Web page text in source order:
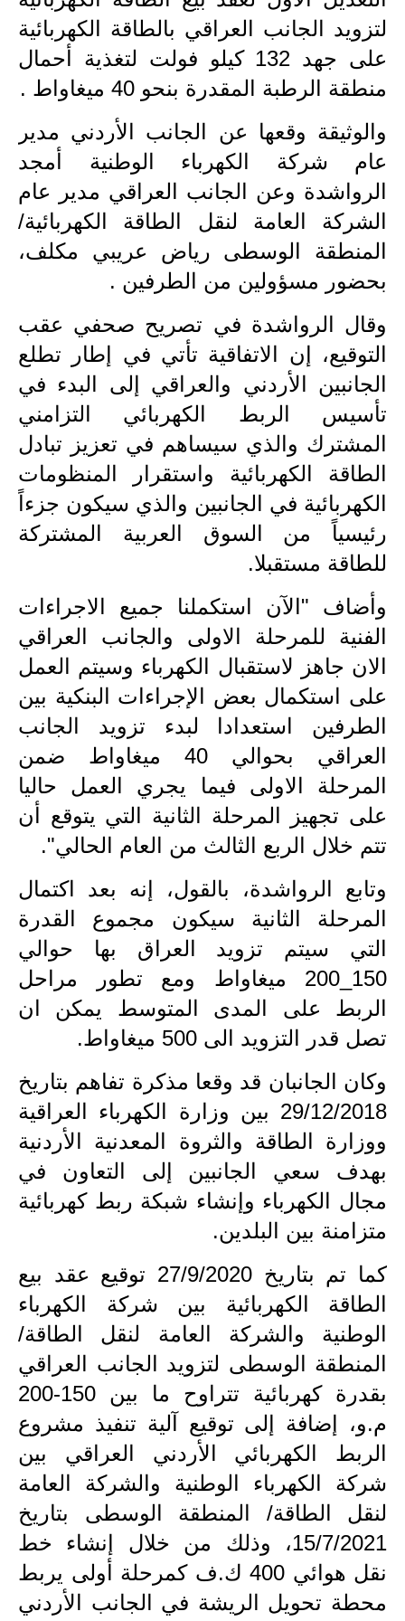
الاخبار الاقتصادية
الاخبار الرياضية
المدارس
اخبار وقرارات وزارة التربية
نتائج الامتحانات
المرحلة المتوسطة
المرحلة الاعدادية
اسئلة وزارية
المرحلة الابتدائية
المرحلة المتوسطة
المرحلة الاعدادية
مرشحات
المرحلة المتوسطة
المرحلة الاعدادية
كتب مدرسية
المرحلة الابتدائية
المرحلة المتوسطة
المرحلة الاعدادية
ملازم دراسية
المرحلة الابتدائية
المرحلة المتوسطة
المرحلة الاعدادية
دروس
المرحلة الابتدائية
المرحلة المتوسطة
المرحلة الاعدادية
مواضيع انشاء
المرحلة المتوسطة
المرحلة الاعدادية
الجامعات
اخبار وقرارات وزارة التعليم
العالي
استمارة القبول المركزي
نتائج القبول المركزي
الطقس
لتزويد الجانب العراقي بالطاقة الكهربائية
على جهد 132 كيلو فولت لتغذية أحمال
منطقة الرطبة المقدرة بنحو 40 ميغاواط .
والوثيقة وقعها عن الجانب الأردني مدير
عام شركة الكهرباء الوطنية أمجد
الرواشدة وعن الجانب العراقي مدير عام
الشركة العامة لنقل الطاقة الكهربائية/
المنطقة الوسطى رياض عريبي مكلف،
بحضور مسؤولين من الطرفين .
وقال الرواشدة في تصريح صحفي عقب
التوقيع، إن الاتفاقية تأتي في إطار تطلع
الجانبين الأردني والعراقي إلى البدء في
تأسيس الربط الكهربائي التزامني
المشترك والذي سيساهم في تعزيز تبادل
الطاقة الكهربائية واستقرار المنظومات
الكهربائية في الجانبين والذي سيكون جزءاً
رئيسياً من السوق العربية المشتركة
للطاقة مستقبلا.
وأضاف "الآن استكملنا جميع الاجراءات
الفنية للمرحلة الاولى والجانب العراقي
الان جاهز لاستقبال الكهرباء وسيتم العمل
على استكمال بعض الإجراءات البنكية بين
الطرفين استعدادا لبدء تزويد الجانب
العراقي بحوالي 40 ميغاواط ضمن
المرحلة الاولى فيما يجري العمل حاليا
على تجهيز المرحلة الثانية التي يتوقع أن
تتم خلال الربع الثالث من العام الحالي".
وتابع الرواشدة، بالقول، إنه بعد اكتمال
المرحلة الثانية سيكون مجموع القدرة
التي سيتم تزويد العراق بها حوالي
150_200 ميغاواط ومع تطور مراحل
الربط على المدى المتوسط يمكن ان
تصل قدر التزويد الى 500 ميغاواط.
وكان الجانبان قد وقعا مذكرة تفاهم بتاريخ
29/12/2018 بين وزارة الكهرباء العراقية
ووزارة الطاقة والثروة المعدنية الأردنية
بهدف سعي الجانبين إلى التعاون في
مجال الكهرباء وإنشاء شبكة ربط كهربائية
متزامنة بين البلدين.
كما تم بتاريخ 27/9/2020 توقيع عقد بيع
الطاقة الكهربائية بين شركة الكهرباء
الوطنية والشركة العامة لنقل الطاقة/
المنطقة الوسطى لتزويد الجانب العراقي
بقدرة كهربائية تتراوح ما بين 150-200
م.و، إضافة إلى توقيع آلية تنفيذ مشروع
الربط الكهربائي الأردني العراقي بين
شركة الكهرباء الوطنية والشركة العامة
لنقل الطاقة/ المنطقة الوسطى بتاريخ
15/7/2021، وذلك من خلال إنشاء خط
نقل هوائي 400 ك.ف كمرحلة أولى يربط
محطة تحويل الريشة في الجانب الأردني